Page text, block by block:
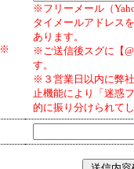
※
※フリーメール（
タイメールアドレス
あります。
※ご送信後スグに【
す。
※３営業日以内に弊
止機能により「迷惑
的に振り分けられて